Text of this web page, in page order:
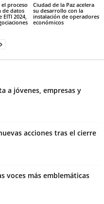
el proceso
de datos
2024,
Ciudad de la Paz acelera
su desarrollo con la
instalación de operadores
económicos
a jóvenes, empresas y
acciones tras el cierre
voces más emblemáticas